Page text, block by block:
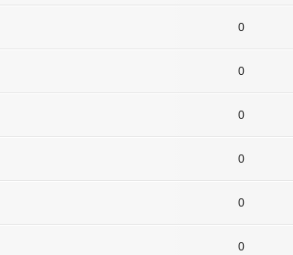
0
0
0
0
0
0